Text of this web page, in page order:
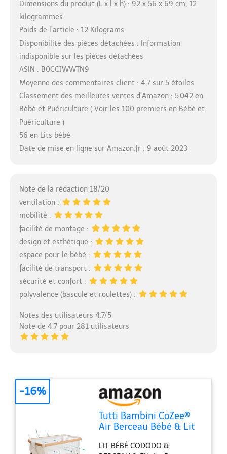
Dimensions du produit (L x l x h) : 92 x 56 x 69 cm; 12
kilogrammes
Poids de l’article : 12 Kilograms
Disponibilité des pièces détachées : Information
indisponible sur les pièces détachées
ASIN : B0CCJWWTN9
Moyenne des commentaires client : 4,7 sur 5 étoiles
Classement des meilleures ventes d’Amazon : 5 042 en
Bébé et Puériculture ( Voir les 100 premiers en Bébé et
Puériculture )
56 en Lits bébé
Date de mise en ligne sur Amazon.fr : 9 août 2023
Note de la rédaction 18/20
ventilation :
mobilité :
facilité de montage :
design et esthétique :
espace pour le bébé :
facilité de transport :
sécurité et confort :
polyvalence (bascule et roulettes) :
Notes des utilisateurs 4.7/5
Note de 4.7 pour 281 utilisateurs
Tutti Bambini CoZee®
Air Berceau Bébé & Lit
Pliable avec Sac de
LIT BÉBÉ CODODO &
-16%